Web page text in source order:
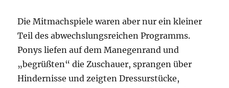
Die Mitmachspiele waren aber nur ein kleiner
Teil des abwechslungsreichen Programms.
Ponys liefen auf dem Manegenrand und
„begrüßten“ die Zuschauer, sprangen über
Hindernisse und zeigten Dressurstücke,